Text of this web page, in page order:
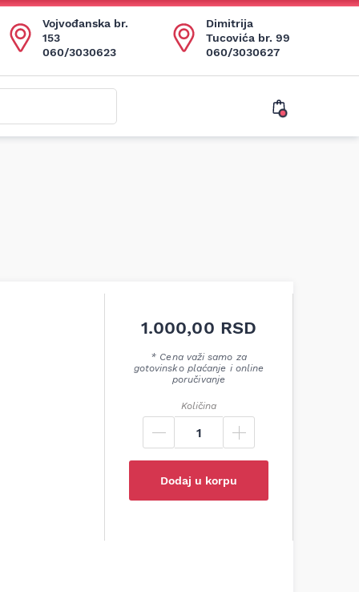
Vojvođanska br.
153
060/3030623
Dimitrija
Tucovića br. 99
060/3030627
1.000,00 RSD
* Cena važi samo za
gotovinsko plaćanje i online
poručivanje
Količina
Dodaj u korpu